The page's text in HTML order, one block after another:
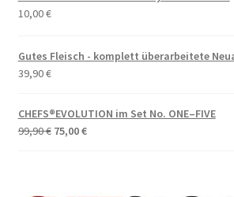
10,00€
Gutes Fleisch - komplett überarbeitete
39,90€
CHEFS®EVOLUTION im Set No. ONE–FIVE
99,90€ Ursprünglicher
75,00€Aktueller